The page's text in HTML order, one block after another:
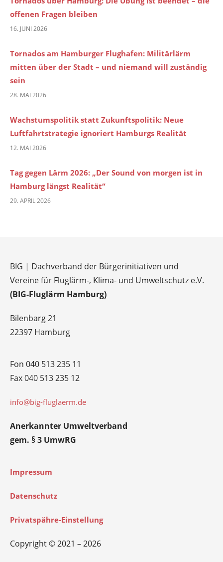
offenen Fragen bleiben
16. JUNI 2026
Tornados am Hamburger Flughafen: Militärlärm
mitten über der Stadt – und niemand will zuständig
sein
28. MAI 2026
Wachstumspolitik statt Zukunftspolitik: Neue
Luftfahrtstrategie ignoriert Hamburgs Realität
12. MAI 2026
Tag gegen Lärm 2026: „Der Sound von morgen ist in
Hamburg längst Realität“
29. APRIL 2026
BIG | Dachverband der Bürgerinitiativen und
Vereine für Fluglärm-, Klima- und Umweltschutz e.V.
(BIG-Fluglärm Hamburg)
Bilenbarg 21
22397 Hamburg
Fon 040 513 235 11
Fax 040 513 235 12
info@big-fluglaerm.de
Anerkannter Umweltverband
gem. § 3 UmwRG
Impressum
Datenschutz
Privatspähre-Einstellung
Copyright © 2021 – 2026